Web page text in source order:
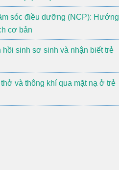
sóc điều dưỡng (NCP): Hướng
cơ bản
hồi sinh sơ sinh và nhận biết trẻ
và thông khí qua mặt nạ ở trẻ